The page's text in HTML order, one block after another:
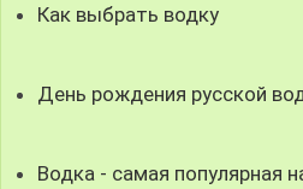
Как выбрать водку
День рождения русской
Водка - самая популярная